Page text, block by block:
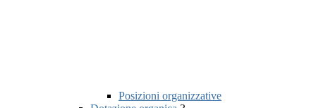
Posizioni organizzative